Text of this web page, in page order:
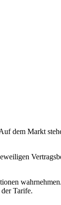
dem Markt
Tarife.